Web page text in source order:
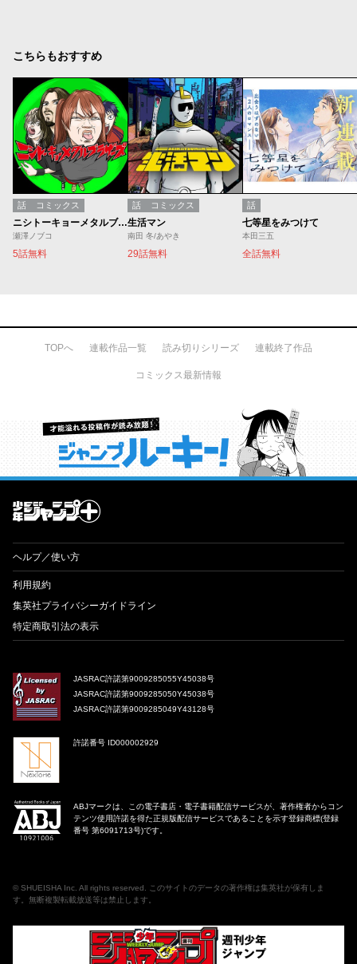
こちらもおすすめ
話 コミックス
ニシトーキョーメタルブラザーズ
瀬澤ノブコ
5話無料
話 コミックス
生活マン
南田 冬/あやき
29話無料
話
七等星をみつけて
本田三五
全話無料
TOPへ 連載作品一覧 読み切りシリーズ 連載終了作品
コミックス最新情報
才能溢れる投稿作が読み放題！ ジャンプルーキー！
ヘルプ／使い方
利用規約
集英社プライバシーガイドライン
特定商取引法の表示
JASRAC許諾第9009285055Y45038号
JASRAC許諾第9009285050Y45038号
JASRAC許諾第9009285049Y43128号
許諾番号 ID000002929
ABJマークは、この電子書店・電子書籍配信サービスが、著作権者からコン
テンツ使用許諾を得た正規版配信サービスであることを示す登録商標(登録
番号 第6091713号)です。
© SHUEISHA Inc . All rights reserved. このサイトのデータの著作権は集英社が保有しま
す。無断複製転載放送等は禁止します。